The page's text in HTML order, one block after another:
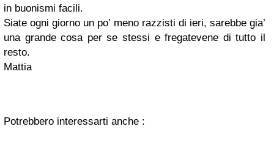
in buonismi facili.
Siate ogni giorno un po’ meno razzisti di ieri, sarebbe gia’
una grande cosa per se stessi e fregatevene di tutto il
resto.
Mattia
Potrebbero interessarti anche :